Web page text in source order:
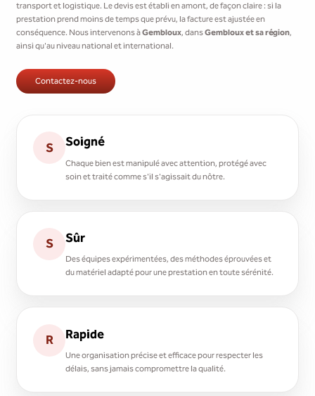
transport et logistique. Le devis est établi en amont, de façon claire : si la
prestation prend moins de temps que prévu, la facture est ajustée en
conséquence. Nous intervenons àGembloux, dansGembloux et sa région,
ainsi qu'au niveau national et international.
Contactez-nous
S Soigné
Chaque bien est manipulé avec attention, protégé avec
soin et traité comme s'il s'agissait du nôtre.
S Sûr
Des équipes expérimentées, des méthodes éprouvées et
du matériel adapté pour une prestation en toute sérénité.
R Rapide
Une organisation précise et efficace pour respecter les
délais, sans jamais compromettre la qualité.